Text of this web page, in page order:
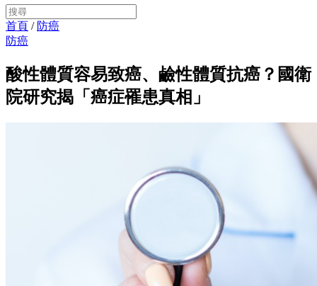
首頁 / 防癌
防癌
酸性體質容易致癌、鹼性體質抗癌？國衛
院研究揭「癌症罹患真相」